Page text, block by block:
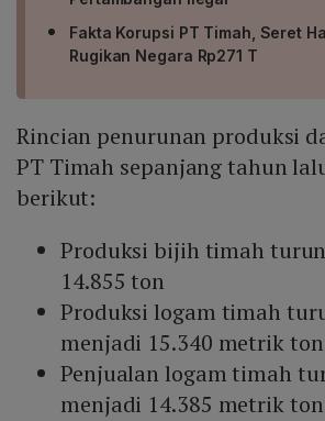
Fakta Korupsi PT Timah, Seret
Rugikan Negara Rp271 T
Rincian penurunan produksi
PT Timah sepanjang tahun
berikut:
Produksi bijih timah
14.855 ton
Produksi logam timah
menjadi 15.340 metrik ton
Penjualan logam timah
menjadi 14.385 metrik ton